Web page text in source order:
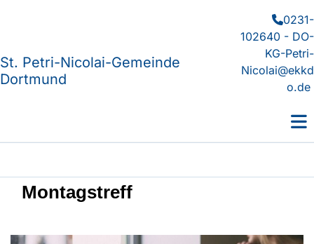
St. Petri-Nicolai-Gemeinde
Dortmund
0231-
102640 - DO-
KG-Petri-
Nicolai@ekkd
o.de
Montagstreff